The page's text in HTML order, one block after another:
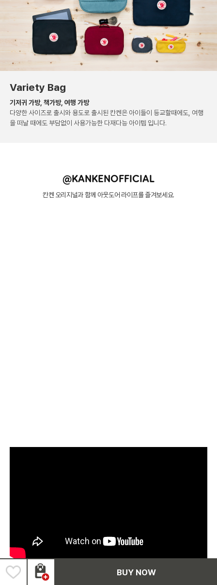
BUY NOW
Variety Bag
기저귀 가방, 책가방, 여행 가방
다양한 사이즈로 출시와 용도로 출시된 칸켄은 아이들이 등교할때에도, 여행
을 떠날 때에도 부담없이 사용가능한 다재다능 아이템 입니다.
@KANKENOFFICIAL
칸켄 오리지널과 함께 아웃도어 라이프를 즐겨보세요.